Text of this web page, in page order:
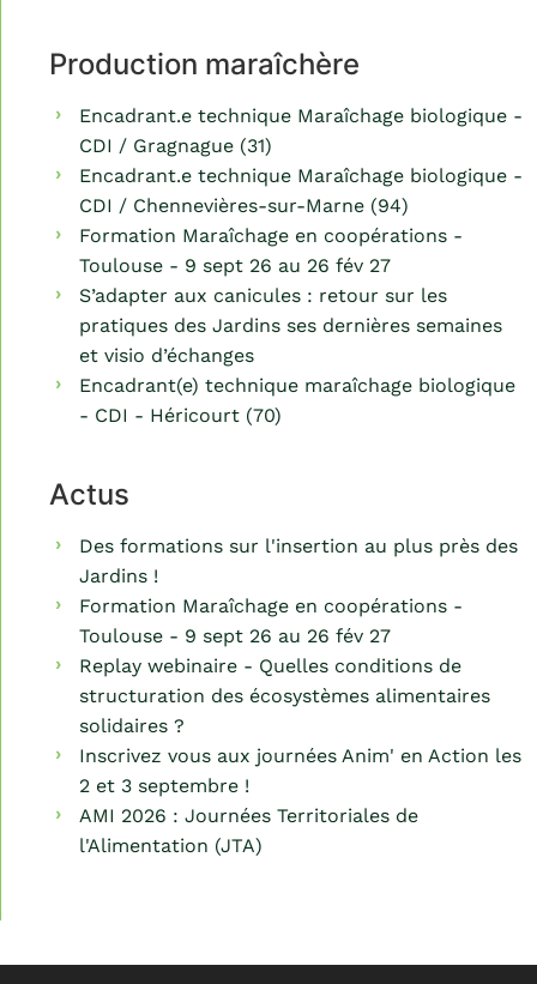
Production maraîchère
Encadrant.e technique Maraîchage biologique -
CDI / Gragnague (31)
Encadrant.e technique Maraîchage biologique -
CDI / Chennevières-sur-Marne (94)
Formation Maraîchage en coopérations -
Toulouse - 9 sept 26 au 26 fév 27
S’adapter aux canicules : retour sur les
pratiques des Jardins ses dernières semaines
et visio d’échanges
Encadrant(e) technique maraîchage biologique
- CDI - Héricourt (70)
Actus
Des formations sur l'insertion au plus près des
Jardins !
Formation Maraîchage en coopérations -
Toulouse - 9 sept 26 au 26 fév 27
Replay webinaire - Quelles conditions de
structuration des écosystèmes alimentaires
solidaires ?
Inscrivez vous aux journées Anim' en Action les
2 et 3 septembre !
AMI 2026 : Journées Territoriales de
l'Alimentation (JTA)